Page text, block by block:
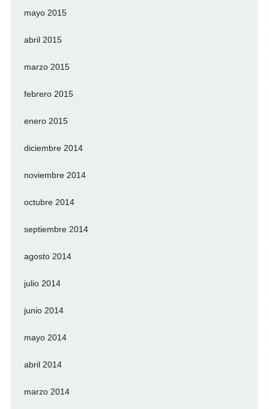
mayo 2015
abril 2015
marzo 2015
febrero 2015
enero 2015
diciembre 2014
noviembre 2014
octubre 2014
septiembre 2014
agosto 2014
julio 2014
junio 2014
mayo 2014
abril 2014
marzo 2014